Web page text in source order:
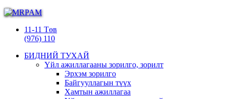
11-11 Төв
(976) 110
БИДНИЙ ТУХАЙ
Үйл ажиллагааны зорилго, зорилт
Эрхэм зорилго
Байгууллагын түүх
Хамтын ажиллагаа